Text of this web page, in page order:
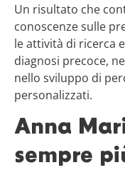
Un risultato che
conoscenze sulle
le attività di ricerca
diagnosi precoce,
nello sviluppo di
personalizzati.
Anna
sempre